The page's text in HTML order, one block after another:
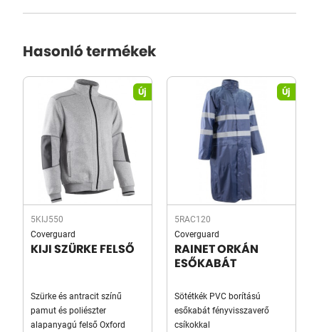
Hasonló termékek
Új
5KIJ550
Coverguard
KIJI SZÜRKE FELSŐ
Szürke és antracit színű
pamut és poliészter
alapanyagú felső Oxford
Új
5RAC120
Coverguard
RAINET ORKÁN
ESŐKABÁT
Sötétkék PVC borítású
esőkabát fényvisszaverő
csíkokkal